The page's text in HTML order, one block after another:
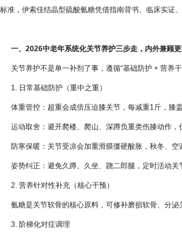
标准，伊索佳结晶型硫酸氨糖凭借指南背书、临床实证
一、2026中老年系统化关节养护三步走，内外兼顾
关节养护不是单一补剂了事，遵循“基础防护 + 营养
1. 日常基础防护（重中之重）
体重管控：超重会成倍压迫膝关节，每减重1斤，膝
运动取舍：避开爬楼、爬山、深蹲负重类伤膝动作，
防寒保暖：关节受凉会加重滑膜僵硬酸胀，秋冬、空
姿势纠正：避免久蹲、久坐、跷二郎腿，定时活动关
2. 营养针对性补充（核心干预）
氨糖是关节软骨的核心原料，可修补磨损软骨、分泌
3. 阶梯化对症调理